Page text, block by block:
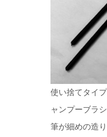
使い捨てタイ
ャンプーブラシ
筆が細めの造